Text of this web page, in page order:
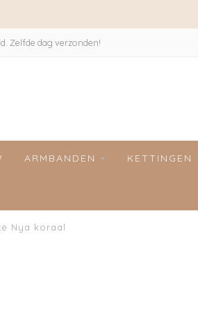
Zelfde dag verzonden!
ARMBANDEN KETTINGEN
Nya koraal